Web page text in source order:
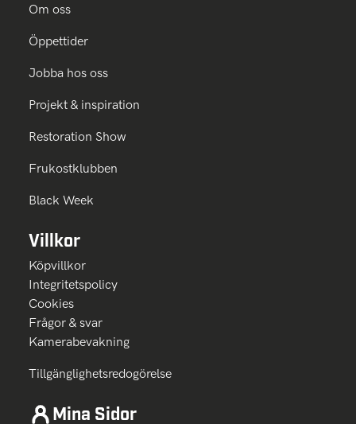
Om oss
Öppettider
Jobba hos oss
Projekt & inspiration
Restoration Show
Frukostklubben
Black Week
Villkor
Köpvillkor
Integritetspolicy
Cookies
Frågor & svar
Kamerabevakning
Tillgänglighetsredogörelse
Mina Sidor